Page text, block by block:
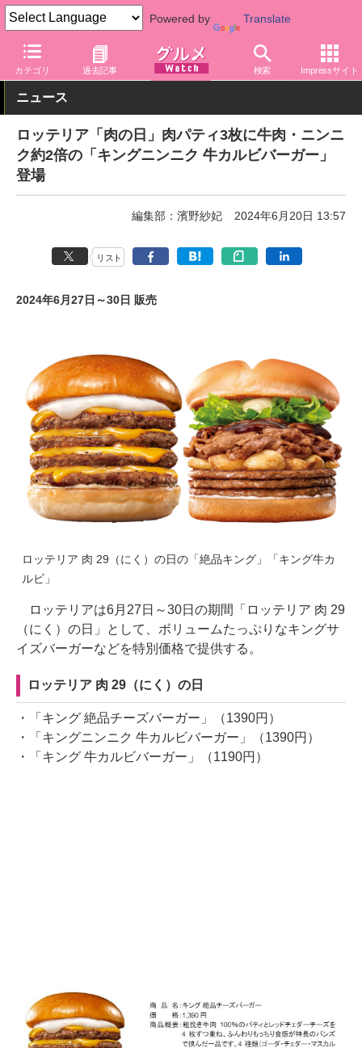
Powered by Translate
カテゴリ 過去記事 検索 Impressサイト
グルメ Watch 店舗 ファストフード ロッテリア
ニュース
ロッテリア「肉の日」肉パティ3枚に牛肉・ニンニ
ク約2倍の「キングニンニク 牛カルビバーガー」
登場
編集部：濱野紗妃 2024年6月20日 13:57
リスト
2024年6月27日～30日 販売
ロッテリア 肉 29（にく）の日の「絶品キング」「キング牛カ
ルビ」
ロッテリアは6月27日～30日の期間「ロッテリア 肉 29
（にく）の日」として、ボリュームたっぷりなキングサ
イズバーガーなどを特別価格で提供する。
ロッテリア 肉 29（にく）の日
・「キング 絶品チーズバーガー」（1390円）
・「キングニンニク 牛カルビバーガー」（1390円）
・「キング 牛カルビバーガー」（1190円）